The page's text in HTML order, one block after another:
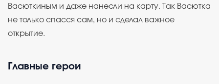
Васюткиным и даже нанесли на карту. Так Васютка
не только спасся сам, но и сделал важное
открытие.
Главные герои